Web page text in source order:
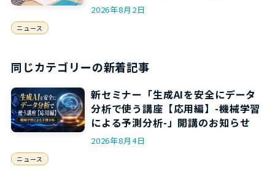
2026年8月2日
ニュース
同じカテゴリーの新着記事
新セミナー「生成AIを安全にデータ
分析で使う講座【応用編】-機械学習
による予測分析-」開講のお知らせ
2026年8月4日
ニュース